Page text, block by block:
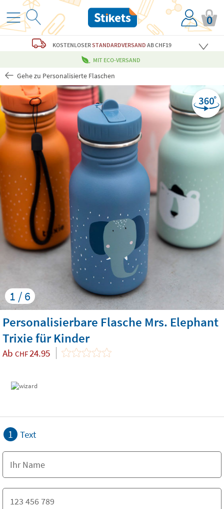
0
KOSTENLOSERSTANDARDVERSAND AB CHF19
MIT ECO-VERSAND
Gehe zu Personalisierte Flaschen
1 / 6
Personalisierbare Flasche Mrs. Elephant
Trixie für Kinder
Ab CHF24.95
1 Text